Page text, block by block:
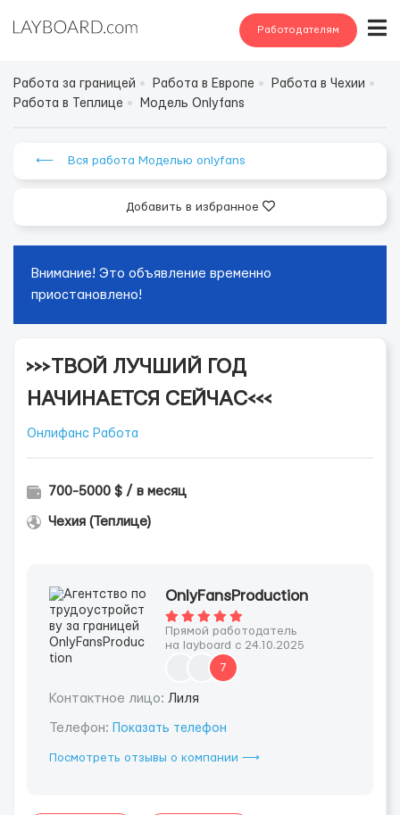
Работодателям
Работа за границей Работа в Европе
Работа в Чехии
Работа в Теплице
Модель Onlyfans
⟵ Вся работа Моделью onlyfans
Добавить в избранное
Внимание! Это объявление временно
приостановлено!
>>>ТВОЙ ЛУЧШИЙ ГОД
НАЧИНАЕТСЯ СЕЙЧАС<<<
Онлифанс Работа
700-5000 $ / в месяц
Чехия (Теплице)
OnlyFansProduction
Прямой работодатель
на layboard с 24.10.2025
7
Контактное лицо: Лиля
Телефон: Показать телефон
Посмотреть отзывы о компании ⟶